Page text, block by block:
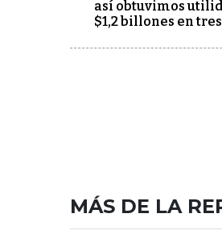
así obtuvimos
$1,2 billones en
MÁS DE LA